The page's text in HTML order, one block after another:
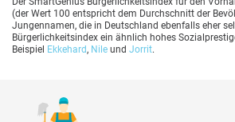
(der Wert 100 entspricht dem Durchschnitt der
Jungennamen, die in Deutschland ebenfalls eher
Bürgerlichkeitsindex ein ähnlich hohes
Beispiel Ekkehard, Nile und Jorrit.